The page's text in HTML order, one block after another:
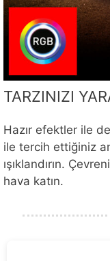
TARZINIZI
Hazır efektler ile
ile tercih ettiğiniz
ışıklandırın.
hava katın.